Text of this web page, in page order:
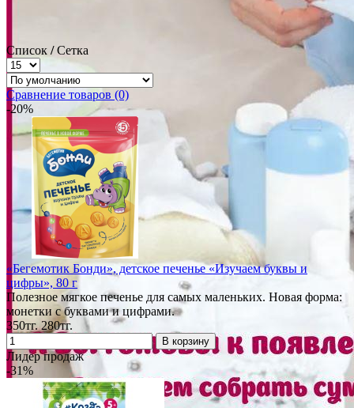
Список / Сетка
Сравнение товаров (0)
-20%
«Бегемотик Бонди», детское печенье «Изучаем буквы и
цифры», 80 г
Полезное мягкое печенье для самых маленьких. Новая форма:
монетки с буквами и цифрами.
350тг. 280тг.
Лидер продаж
-31%